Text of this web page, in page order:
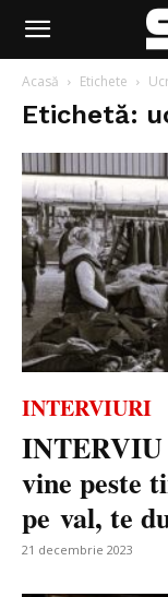
Acasă Etichete
Etichetă:
INTERVIURI
vine peste
pe val, te
21 decembrie 2023